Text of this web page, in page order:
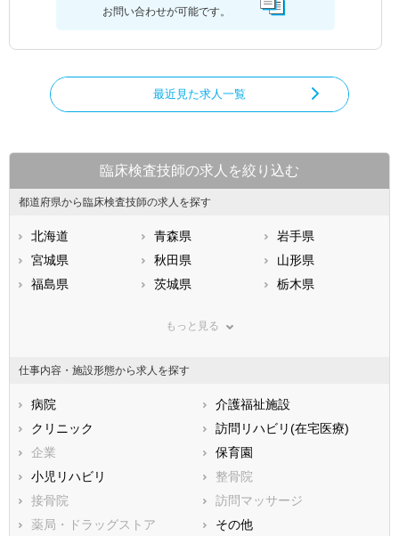
お問い合わせが可能です。
最近見た求人一覧
臨床検査技師の求人を絞り込む
都道府県から臨床検査技師の求人を探す
北海道 青森県
岩手県
宮城県
秋田県
山形県
福島県
茨城県
栃木県
神奈川県
石川県
福井県
静岡県
三重県
滋賀県
大阪府
兵庫県
鳥取県
広島県
徳島県
香川県
愛媛県
もっと見る
仕事内容・施設形態から求人を探す
病院
介護福祉施設
クリニック
訪問リハビリ(在宅医療)
企業
保育園
小児リハビリ
整骨院
接骨院
訪問マッサージ
薬局・ドラッグストア
その他